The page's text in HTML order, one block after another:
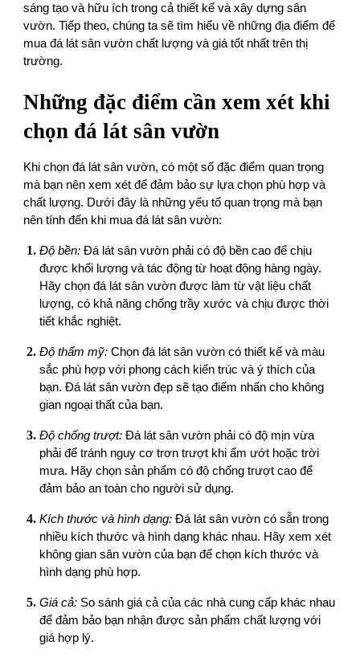
sáng tạo và hữu ích trong cả thiết kế và xây dựng sân
vườn. Tiếp theo, chúng ta sẽ tìm hiểu về những địa điểm để
mua đá lát sân vườn chất lượng và giá tốt nhất trên thị
trường.
Những đặc điểm cần xem xét khi
chọn đá lát sân vườn
Khi chọn đá lát sân vườn, có một số đặc điểm quan trọng
mà bạn nên xem xét để đảm bảo sự lựa chọn phù hợp và
chất lượng. Dưới đây là những yếu tố quan trọng mà bạn
nên tính đến khi mua đá lát sân vườn:
Độ bền: Đá lát sân vườn phải có độ bền cao để chịu
được khối lượng và tác động từ hoạt động hàng ngày.
Hãy chọn đá lát sân vườn được làm từ vật liệu chất
lượng, có khả năng chống trầy xước và chịu được thời
tiết khắc nghiệt.
Độ thẩm mỹ: Chọn đá lát sân vườn có thiết kế và màu
sắc phù hợp với phong cách kiến trúc và ý thích của
bạn. Đá lát sân vườn đẹp sẽ tạo điểm nhấn cho không
gian ngoại thất của bạn.
Độ chống trượt: Đá lát sân vườn phải có độ mịn vừa
phải để tránh nguy cơ trơn trượt khi ẩm ướt hoặc trời
mưa. Hãy chọn sản phẩm có độ chống trượt cao để
đảm bảo an toàn cho người sử dụng.
Kích thước và hình dạng: Đá lát sân vườn có sẵn trong
nhiều kích thước và hình dạng khác nhau. Hãy xem xét
không gian sân vườn của bạn để chọn kích thước và
hình dạng phù hợp.
Giá cả: So sánh giá cả của các nhà cung cấp khác nhau
để đảm bảo bạn nhận được sản phẩm chất lượng với
giá hợp lý.